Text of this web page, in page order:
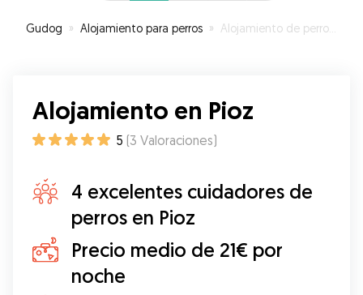
Gudog » Alojamiento para perros » Alojamiento de perros en Pioz
Alojamiento en Pioz
5 (3 Valoraciones)
4 excelentes cuidadores de
perros en Pioz
Precio medio de 21€ por
noche